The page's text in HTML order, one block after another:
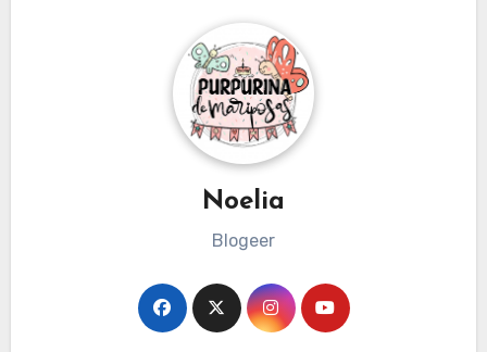
Noelia
Blogeer